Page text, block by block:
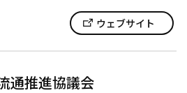
ウェブサイト
通推進協議会